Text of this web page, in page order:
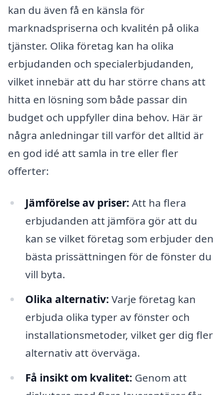
kan du även få en känsla för
marknadspriserna och kvalitén på olika
tjänster. Olika företag kan ha olika
erbjudanden och specialerbjudanden,
vilket innebär att du har större chans att
hitta en lösning som både passar din
budget och uppfyller dina behov. Här är
några anledningar till varför det alltid är
en god idé att samla in tre eller fler
offerter:
Jämförelse av priser: Att ha flera
erbjudanden att jämföra gör att du
kan se vilket företag som erbjuder den
bästa prissättningen för de fönster du
vill byta.
Olika alternativ: Varje företag kan
erbjuda olika typer av fönster och
installationsmetoder, vilket ger dig fler
alternativ att överväga.
Få insikt om kvalitet: Genom att